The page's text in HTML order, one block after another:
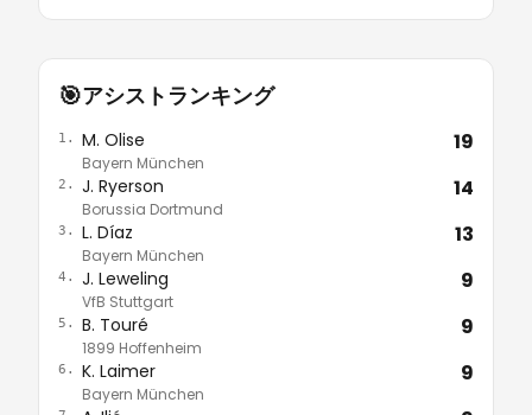
🎯アシストランキング
1. M. Olise
Bayern München
19
2. J. Ryerson
Borussia Dortmund
14
3. L. Díaz
Bayern München
13
4. J. Leweling
VfB Stuttgart
9
5. B. Touré
1899 Hoffenheim
9
6. K. Laimer
Bayern München
9